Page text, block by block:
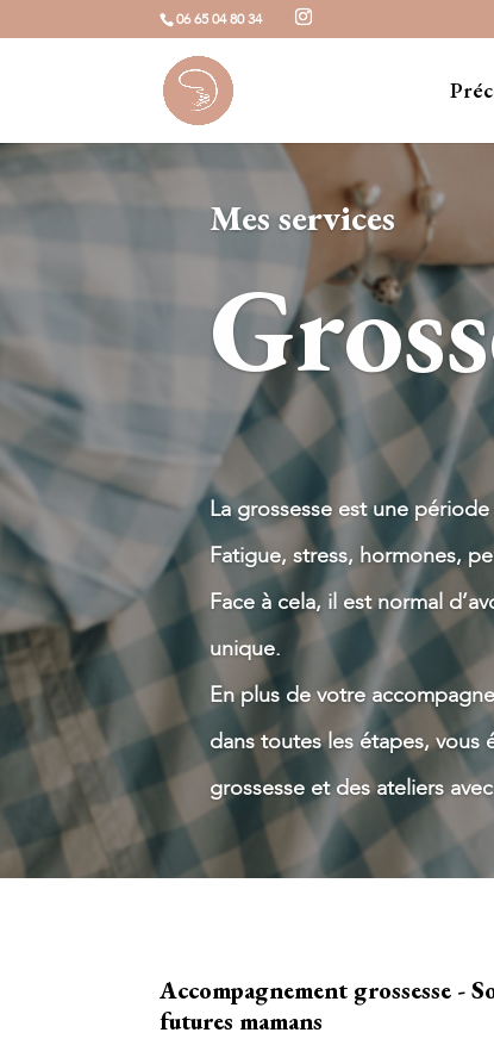
06 65 04 80 34
Mes services
La grossesse est une
Fatigue, stress, hormones,
Face à cela, il est normal
unique.
En plus de votre
dans toutes les étapes,
grossesse et des ateliers
Accompagnement grossesse -
futures mamans